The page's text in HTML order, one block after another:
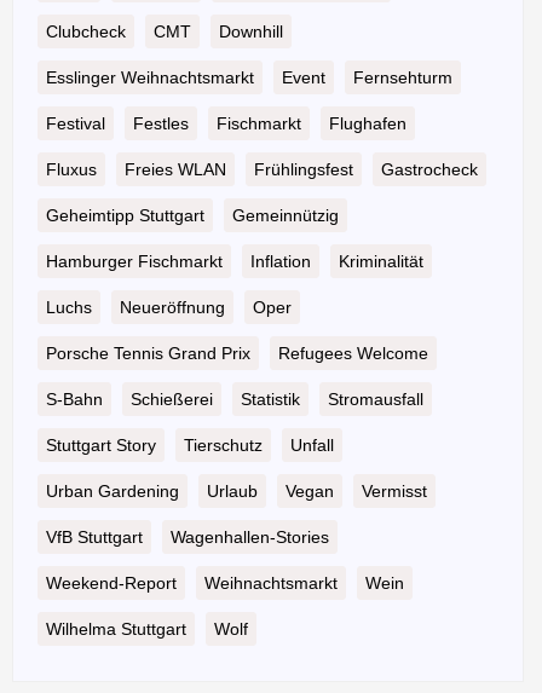
Clubcheck CMT Downhill
Esslinger Weihnachtsmarkt Event Fernsehturm
Festival Festles Fischmarkt Flughafen
Fluxus Freies WLAN Frühlingsfest Gastrocheck
Geheimtipp Stuttgart Gemeinnützig
Hamburger Fischmarkt Inflation Kriminalität
Luchs Neueröffnung Oper
Porsche Tennis Grand Prix Refugees Welcome
S-Bahn Schießerei Statistik Stromausfall
Stuttgart Story Tierschutz Unfall
Urban Gardening Urlaub Vegan Vermisst
VfB Stuttgart Wagenhallen-Stories
Weekend-Report Weihnachtsmarkt Wein
Wilhelma Stuttgart Wolf